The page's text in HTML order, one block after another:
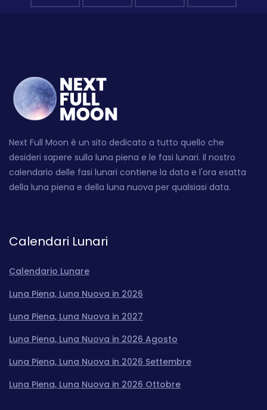
Next Full Moon è un sito dedicato a tutto quello che
desideri sapere sulla luna piena e le fasi lunari. Il nostro
calendario delle fasi lunari contiene la data e l'ora esatta
della luna piena e della luna nuova per qualsiasi data.
Calendari Lunari
Calendario Lunare
Luna Piena, Luna Nuova in 2026
Luna Piena, Luna Nuova in 2027
Luna Piena, Luna Nuova in 2026 Agosto
Luna Piena, Luna Nuova in 2026 Settembre
Luna Piena, Luna Nuova in 2026 Ottobre